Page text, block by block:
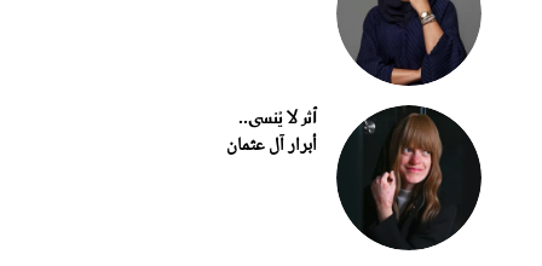
أثر لا يُنسى..
أبرار آل عثمان